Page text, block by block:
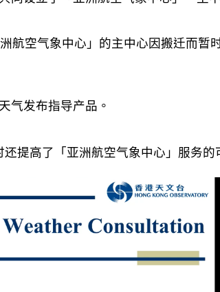
航空气象中心」的主中心因搬迁而暂
气发布指导产品。
提高了「亚洲航空气象中心」服务的